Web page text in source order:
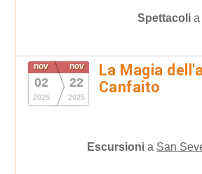
Spettacoli a
nov
02
2025
nov
22
2025
La Magia
Canfaito
Escursioni a San